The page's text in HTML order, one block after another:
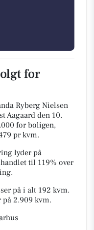
for
Ryberg Nielsen
Aagaard den 10.
for boligen,
pr kvm.
lyder på
til 119% over
på i alt 192 kvm.
på 2.909 kvm.